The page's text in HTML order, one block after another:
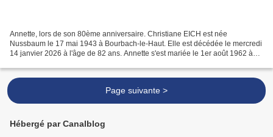
Annette, lors de son 80ème anniversaire. Christiane EICH est née
Nussbaum le 17 mai 1943 à Bourbach-le-Haut. Elle est décédée le mercredi
14 janvier 2026 à l'âge de 82 ans. Annette s'est mariée le 1er août 1962 à
Page suivante >
Hébergé par Canalblog